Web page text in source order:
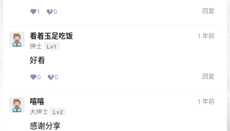
1 0 回复
看着玉足吃饭
绅士 Lv1
1 年前
好看
0 0 回复
嘻嘻
大绅士 Lv2
1 年前
感谢分享